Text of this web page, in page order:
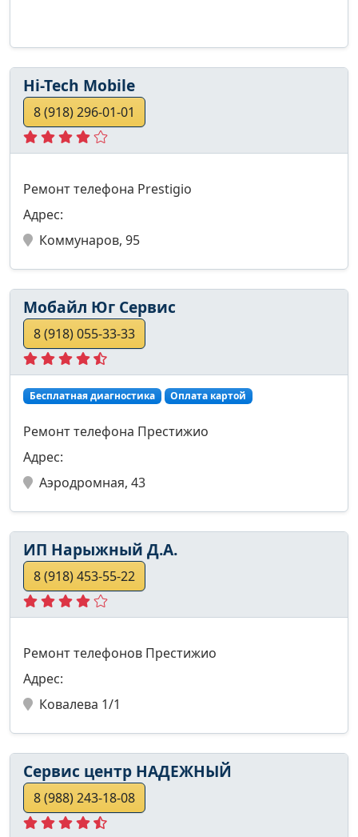
Hi-Tech Mobile
8 (918) 296-01-01
Ремонт телефона Prestigio
Адрес:
Коммунаров, 95
Мобайл Юг Сервис
8 (918) 055-33-33
Бесплатная диагностика Оплата картой
Ремонт телефона Престижио
Адрес:
Аэродромная, 43
ИП Нарыжный Д.А.
8 (918) 453-55-22
Ремонт телефонов Престижио
Адрес:
Ковалева 1/1
Сервис центр НАДЕЖНЫЙ
8 (988) 243-18-08